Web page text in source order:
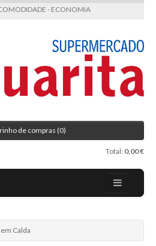
- ECONOMIA
de compras (0)
Total: 0,00 €
Calda